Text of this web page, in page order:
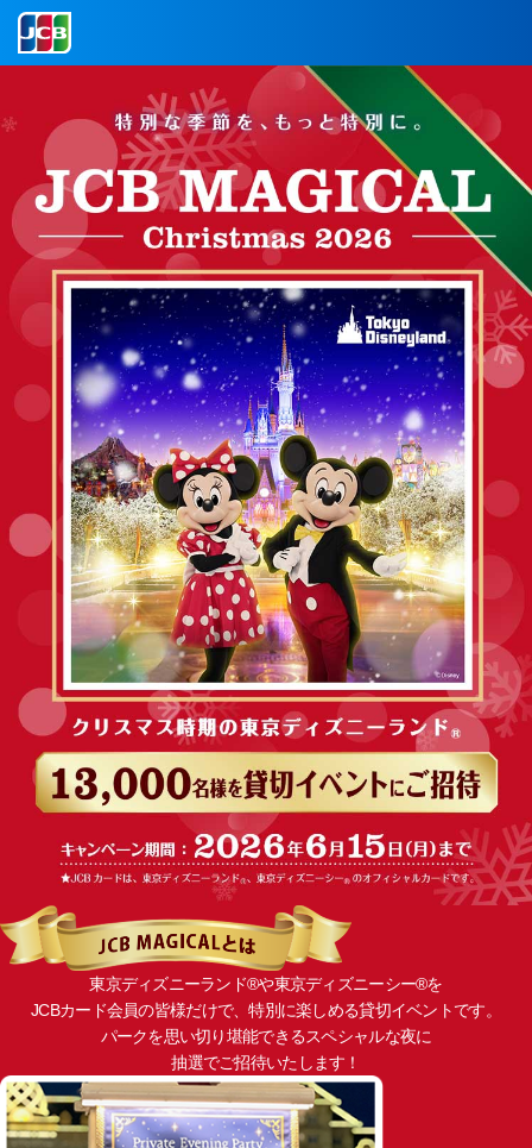
東京ディズニーランド®や東京ディズニーシー®を
JCBカード会員の皆様だけで、特別に楽しめる貸切イベントです。
パークを思い切り堪能できるスペシャルな夜に
抽選でご招待いたします！